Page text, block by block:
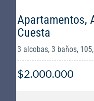
Apartamentos,
Cuesta
3 alcobas, 3 baños,
$2.000.000